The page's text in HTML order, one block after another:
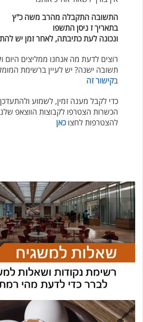
התשובה התקבלה מהרב משה כ"ץ
בתאריך ז ניסן התשפו
ונכונה לעת כתיבתה, לאחר זמן יש
רוצים לדעת מה אנחנו ממליצים
תשובה ישנה? יש לעיין ברשימת
בקישור זה
כדי לקבל מענה זמין, לשמוע
הכשרות הצטרפו לקבוצות הווצאפ
להצטרפות לחצוכאן